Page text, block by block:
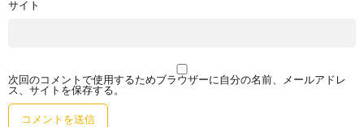
サイト
次回のコメントで使用するためブラウザーに自分の名前、メールアドレ
ス、サイトを保存する。